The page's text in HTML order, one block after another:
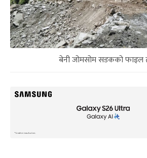
बेनी जोमसोम सडकको फाइल